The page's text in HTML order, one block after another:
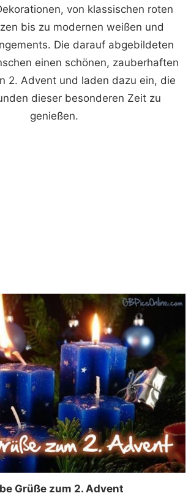
von klassischen roten
bis zu modernen weißen und
Die darauf abgebildeten
einen schönen, zauberhaften
2. Advent und laden dazu ein, die
dieser besonderen Zeit zu
genießen.
Grüße zum 2. Advent